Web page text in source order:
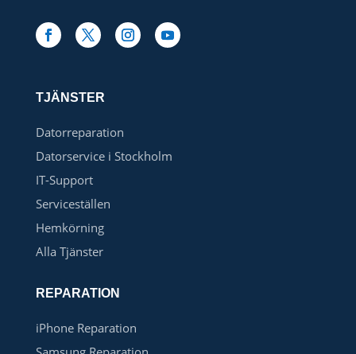
TJÄNSTER
Datorreparation
Datorservice i Stockholm
IT-Support
Serviceställen
Hemkörning
Alla Tjänster
REPARATION
iPhone Reparation